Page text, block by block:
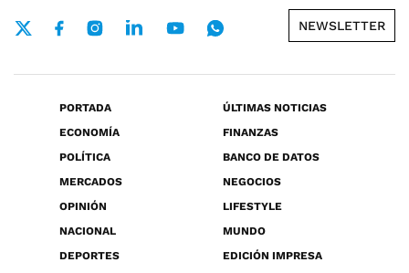
NEWSLETTER
PORTADA
ÚLTIMAS NOTICIAS
ECONOMÍA
FINANZAS
POLÍTICA
BANCO DE DATOS
MERCADOS
NEGOCIOS
OPINIÓN
LIFESTYLE
NACIONAL
MUNDO
DEPORTES
EDICIÓN IMPRESA